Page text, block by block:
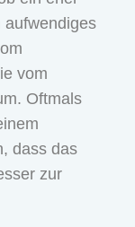
aufwendiges
vom
Oftmals
dass das
zur